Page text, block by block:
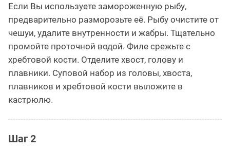
Если Вы используете замороженную рыбу,
предварительно разморозьте её. Рыбу очистите от
чешуи, удалите внутренности и жабры. Тщательно
промойте проточной водой. Филе срежьте с
хребтовой кости. Отделите хвост, голову и
плавники. Суповой набор из головы, хвоста,
плавников и хребтовой кости выложите в
кастрюлю.
Шаг 2